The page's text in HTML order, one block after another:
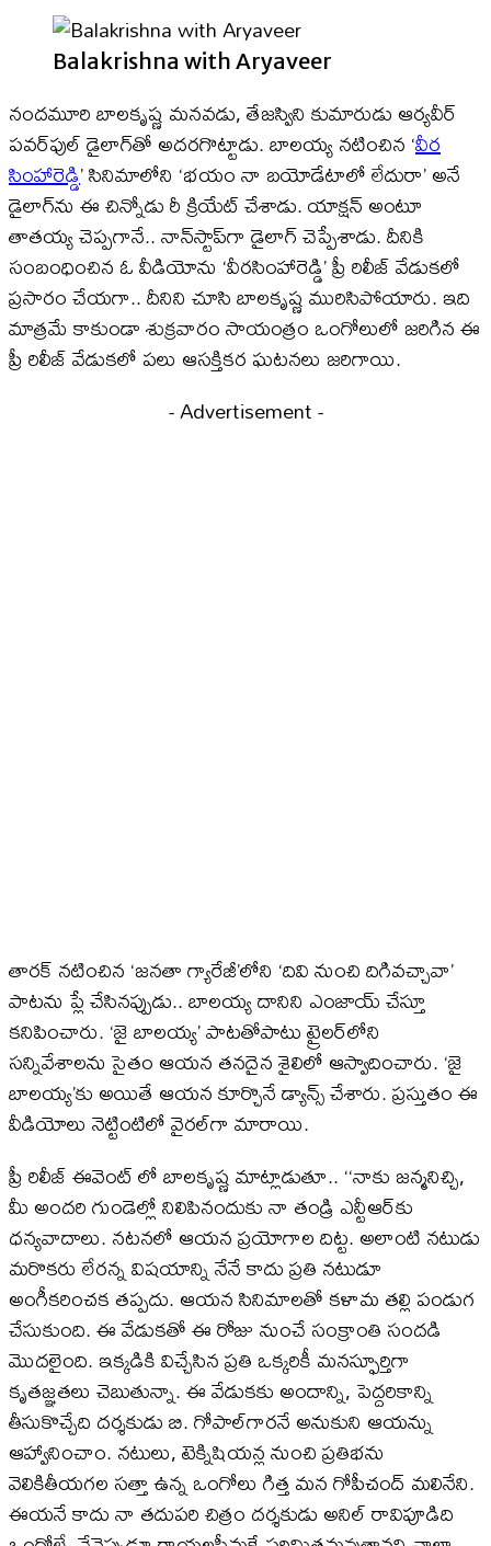
Balakrishna with Aryaveer
నందమూరి బాలకృష్ణ మనవడు, తేజస్విని కుమారుడు ఆర్యవీర్‌
పవర్‌ఫుల్‌ డైలాగ్‌తో అదరగొట్టాడు. బాలయ్య నటించిన ‘వీర
సింహారెడ్డి’ సినిమాలోని ‘భయం నా బయోడేటాలో లేదురా’ అనే
డైలాగ్‌ను ఈ చిన్నోడు రీ క్రియేట్‌ చేశాడు. యాక్షన్‌ అంటూ
తాతయ్య చెప్పగానే.. నాన్‌స్టాప్‌గా డైలాగ్‌ చెప్పేశాడు. దీనికి
సంబంధించిన ఓ వీడియోను ‘వీరసింహారెడ్డి’ ప్రీ రిలీజ్‌ వేడుకలో
ప్రసారం చేయగా.. దీనిని చూసి బాలకృష్ణ మురిసిపోయారు. ఇది
మాత్రమే కాకుండా శుక్రవారం సాయంత్రం ఒంగోలులో జరిగిన ఈ
ప్రీ రిలీజ్‌ వేడుకలో పలు ఆసక్తికర ఘటనలు జరిగాయి.
- Advertisement -
తారక్‌ నటించిన ‘జనతా గ్యారేజీ’లోని ‘దివి నుంచి దిగివచ్చావా’
పాటను ప్లే చేసినప్పుడు.. బాలయ్య దానిని ఎంజాయ్‌ చేస్తూ
కనిపించారు. ‘జై బాలయ్య’ పాటతోపాటు ట్రైలర్‌లోని
సన్నివేశాలను సైతం ఆయన తనదైన శైలిలో ఆస్వాదించారు. ‘జై
బాలయ్య’కు అయితే ఆయన కూర్చొనే డ్యాన్స్‌ చేశారు. ప్రస్తుతం ఈ
వీడియోలు నెట్టింటిలో వైరల్‌గా మారాయి.
ప్రీ రిలీజ్ ఈవెంట్ లో బాలకృష్ణ మాట్లాడుతూ.. ‘‘నాకు జన్మనిచ్చి,
మీ అందరి గుండెల్లో నిలిపినందుకు నా తండ్రి ఎన్టీఆర్‌కు
ధన్యవాదాలు. నటనలో ఆయన ప్రయోగాల దిట్ట. అలాంటి నటుడు
మరొకరు లేరన్న విషయాన్ని నేనే కాదు ప్రతి నటుడూ
అంగీకరించక తప్పదు. ఆయన సినిమాలతో కళామ తల్లి పండుగ
చేసుకుంది. ఈ వేడుకతో ఈ రోజు నుంచే సంక్రాంతి సందడి
మొదలైంది. ఇక్కడికి విచ్చేసిన ప్రతి ఒక్కరికీ మనస్ఫూర్తిగా
కృతజ్ఞతలు చెబుతున్నా. ఈ వేడుకకు అందాన్ని, పెద్దరికాన్ని
తీసుకొచ్చేది దర్శకుడు బి. గోపాల్‌గారనే అనుకుని ఆయన్ను
ఆహ్వానించాం. నటులు, టెక్నిషియన్ల నుంచి ప్రతిభను
వెలికితీయగల సత్తా ఉన్న ఒంగోలు గిత్త మన గోపీచంద్‌ మలినేని.
ఈయనే కాదు నా తదుపరి చిత్రం దర్శకుడు అనిల్‌ రావిపూడిది